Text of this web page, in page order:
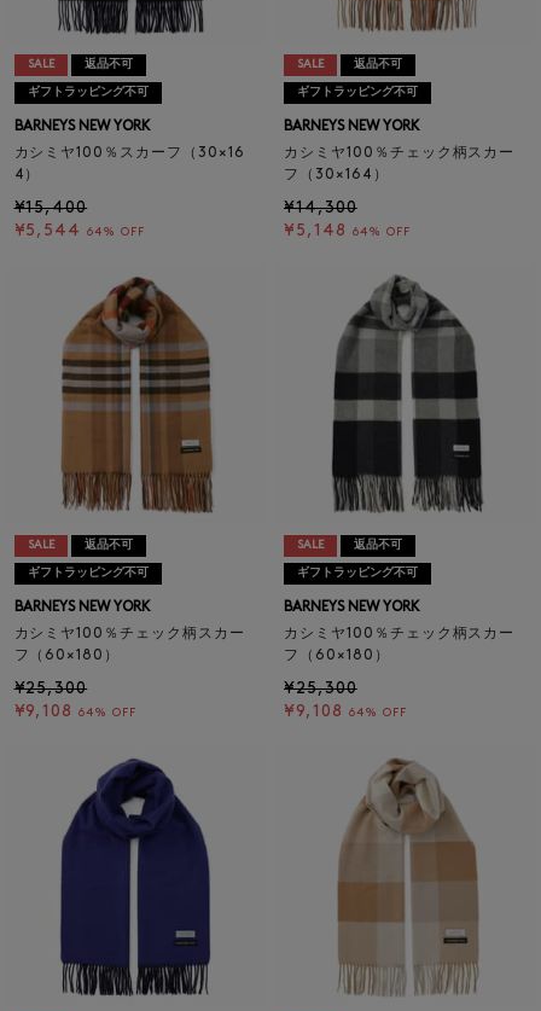
SALE 返品不可
ギフトラッピング不可
BARNEYS NEW YORK
カシミヤ100％スカーフ（30×16
4）
¥15,400
¥5,544
64% OFF
SALE 返品不可
ギフトラッピング不可
BARNEYS NEW YORK
カシミヤ100％チェック柄スカー
フ（30×164）
¥14,300
¥5,148
64% OFF
SALE 返品不可
ギフトラッピング不可
BARNEYS NEW YORK
カシミヤ100％チェック柄スカー
フ（60×180）
¥25,300
¥9,108
64% OFF
SALE 返品不可
ギフトラッピング不可
BARNEYS NEW YORK
カシミヤ100％チェック柄スカー
フ（60×180）
¥25,300
¥9,108
64% OFF